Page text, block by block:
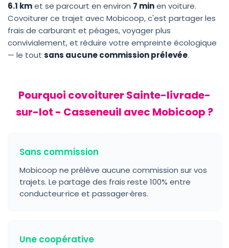
6.1 kmet se parcourt en environ 7 minen voiture.
Covoiturer ce trajet avec Mobicoop, c'est partager les
frais de carburant et péages, voyager plus
convivialement, et réduire votre empreinte écologique
— le tout sans aucune commission prélevée.
Pourquoi covoiturer Sainte-livrade-
sur-lot - Casseneuil avec Mobicoop ?
Sans commission
Mobicoop ne prélève aucune commission sur vos
trajets. Le partage des frais reste 100% entre
conducteur·rice et passager·ères.
Une coopérative